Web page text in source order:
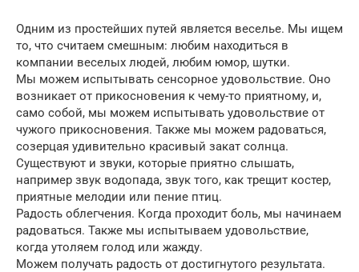
Одним из простейших путей является веселье. Мы ищем
то, что считаем смешным: любим находиться в
компании веселых людей, любим юмор, шутки.
Мы можем испытывать сенсорное удовольствие. Оно
возникает от прикосновения к чему-то приятному, и,
само собой, мы можем испытывать удовольствие от
чужого прикосновения. Также мы можем радоваться,
созерцая удивительно красивый закат солнца.
Существуют и звуки, которые приятно слышать,
например звук водопада, звук того, как трещит костер,
приятные мелодии или пение птиц.
Радость облегчения. Когда проходит боль, мы начинаем
радоваться. Также мы испытываем удовольствие,
когда утоляем голод или жажду.
Можем получать радость от достигнутого результата.